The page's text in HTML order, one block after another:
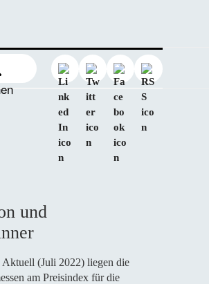
und
(Juli 2022) liegen die
am Preisindex für die